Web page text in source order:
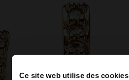
Ce site web utilise des cookies.